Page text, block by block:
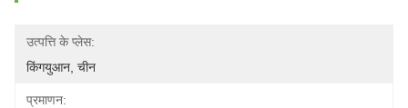
उत्पत्ति के प्लेस:
किंगयुआन, चीन
प्रमाणन: